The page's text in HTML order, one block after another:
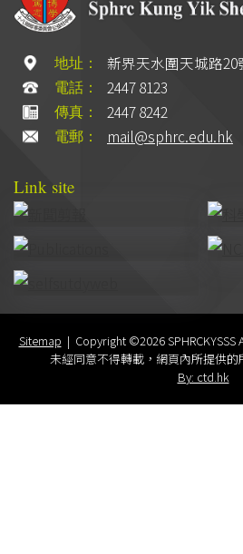
地址： 新界天水圍天城路20
電話： 2447 8123
傳真： 2447 8242
電郵： mail@sphrc.edu.hk
Link site
Sitemap | Copyright ©2026
未經同意不得轉載，網頁內所提供
By: ctd.hk